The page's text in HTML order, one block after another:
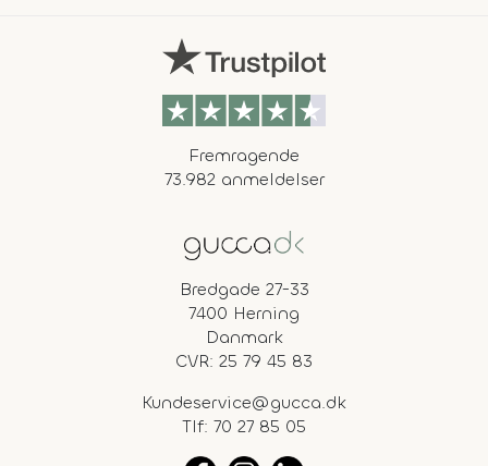
Fremragende
73.982 anmeldelser
Bredgade 27-33
7400 Herning
Danmark
CVR: 25 79 45 83
Kundeservice@gucca.dk
Tlf: 70 27 85 05